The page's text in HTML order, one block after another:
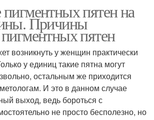
пятен на
Причины
пятен
возникнуть у женщин практически
у единиц такие пятна могут
остальным же приходится
И это в данном случае
выход, ведь бороться с
не просто бесполезно, но